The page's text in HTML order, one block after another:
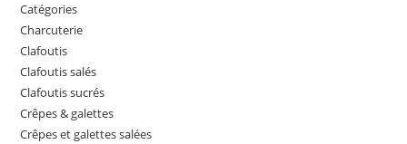
Catégories
Charcuterie
Clafoutis
Clafoutis salés
Clafoutis sucrés
Crêpes & galettes
Crêpes et galettes salées